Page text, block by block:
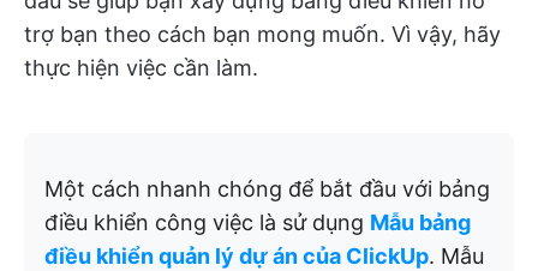
trợ bạn theo cách bạn mong muốn. Vì vậy, hãy
thực hiện việc cần làm.
Một cách nhanh chóng để bắt đầu với bảng
điều khiển công việc là sử dụng Mẫu bảng
điều khiển quản lý dự án của ClickUp. Mẫu